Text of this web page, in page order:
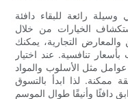
وسيلة رائعة للبقاء دافئة
الخيارات من خلال
والمعارض التجارية، يمكنك
تنافسية. عند اختيار
مثل الأسلوب والمواد
لذا ابدأ بالتسوق